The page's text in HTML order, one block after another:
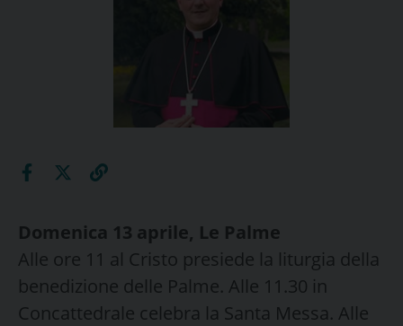
Domenica 13 aprile, Le Palme
Alle ore 11 al Cristo presiede la liturgia della
benedizione delle Palme. Alle 11.30 in
Concattedrale celebra la Santa Messa. Alle